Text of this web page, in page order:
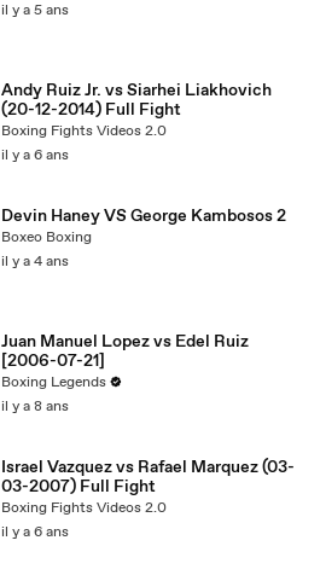
il y a 5 ans
Andy Ruiz Jr. vs Siarhei Liakhovich
(20-12-2014) Full Fight
Boxing Fights Videos 2.0
il y a 6 ans
Devin Haney VS George Kambosos 2
Boxeo Boxing
il y a 4 ans
Juan Manuel Lopez vs Edel Ruiz
[2006-07-21]
Boxing Legends
il y a 8 ans
Israel Vazquez vs Rafael Marquez (03-
03-2007) Full Fight
Boxing Fights Videos 2.0
il y a 6 ans